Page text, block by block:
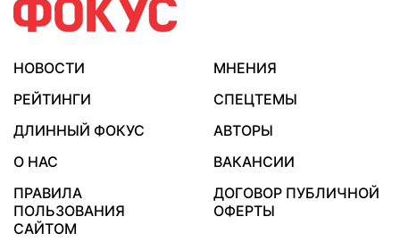
НОВОСТИ
МНЕНИЯ
РЕЙТИНГИ
СПЕЦТЕМЫ
ДЛИННЫЙ ФОКУС
АВТОРЫ
О НАС
ВАКАНСИИ
ПРАВИЛА
ПОЛЬЗОВАНИЯ
САЙТОМ
ДОГОВОР ПУБЛИЧНОЙ
ОФЕРТЫ